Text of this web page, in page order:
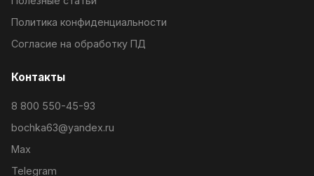
Политика конфиденциальности
Согласие на обработку ПД
Контакты
8 800 550-45-93
bochka63@yandex.ru
Max
Telegram